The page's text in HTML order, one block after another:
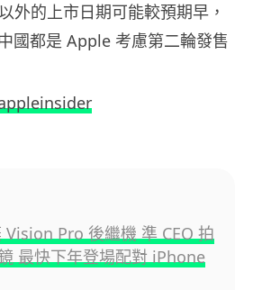
外的上市日期可能較預期早，
國都是 Apple 考慮第二輪發售
Pro 後繼機 準 CEO 拍
最快下年登場配對 iPhone